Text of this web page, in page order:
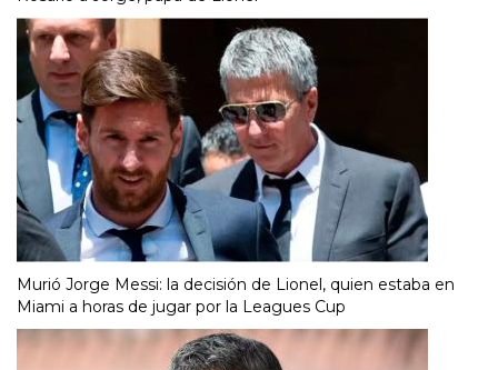
Murió Jorge Messi: la decisión de Lionel, quien estaba en
Miami a horas de jugar por la Leagues Cup